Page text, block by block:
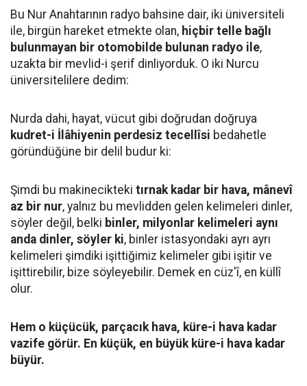
Bu Nur Anahtarının radyo bahsine dair, iki üniversiteli
ile, birgün hareket etmekte olan, hiçbir telle bağlı
bulunmayan bir otomobilde bulunan radyo ile,
uzakta bir mevlid-i şerif dinliyorduk. O iki Nurcu
üniversitelilere dedim:
Nurda dahi, hayat, vücut gibi doğrudan doğruya
kudret-i İlâhiyenin perdesiz tecellîsi bedahetle
göründüğüne bir delil budur ki:
Şimdi bu makinecikteki tırnak kadar bir hava, mânevî
az bir nur, yalnız bu mevlidden gelen kelimeleri dinler,
söyler değil, belki binler, milyonlar kelimeleri aynı
anda dinler, söyler ki, binler istasyondaki ayrı ayrı
kelimeleri şimdiki işittiğimiz kelimeler gibi işitir ve
işittirebilir, bize söyleyebilir. Demek en cüz'î, en küllî
olur.
Hem o küçücük, parçacık hava, küre-i hava kadar
vazife görür. En küçük, en büyük küre-i hava kadar
büyür.